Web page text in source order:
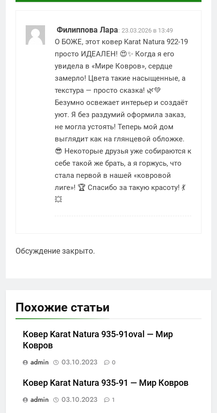
Филиппова Лара: 23.03.2026 в 13:49
О БОЖЕ, этот ковер Karat Natura 922-19
просто ИДЕАЛЕН! 😍✨ Когда я его
увидела в «Мире Ковров», сердце
замерло! Цвета такие насыщенные, а
текстура — просто сказка! 🌿💚
Безумно освежает интерьер и создаёт
уют. Я без раздумий оформила заказ,
не могла устоять! Теперь мой дом
выглядит как на глянцевой обложке.
😎 Некоторые друзья уже собираются к
себе такой же брать, а я горжусь, что
стала первой в нашей «ковровой
лиге»! 🏆 Спасибо за такую красоту! 💃
💥
Обсуждение закрыто.
Похожие статьи
Ковер Karat Natura 935-91oval — Мир
Ковров
admin
03.10.2023 0
Ковер Karat Natura 935-91 — Мир Ковров
admin
03.10.2023 1